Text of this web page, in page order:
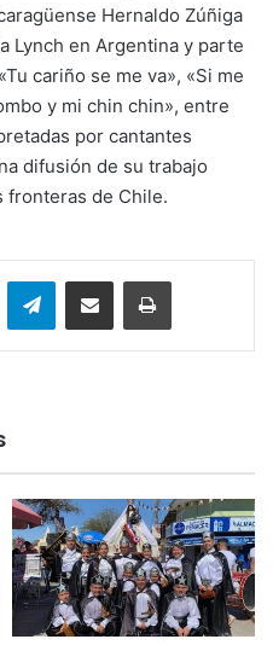
Hernaldo Zúñiga
Lynch en Argentina y parte
cariño se me va», «Si me
y mi chin chin», entre
por cantantes
difusión de su trabajo
fronteras de Chile.
TelegramEnviar vía email Imprimir